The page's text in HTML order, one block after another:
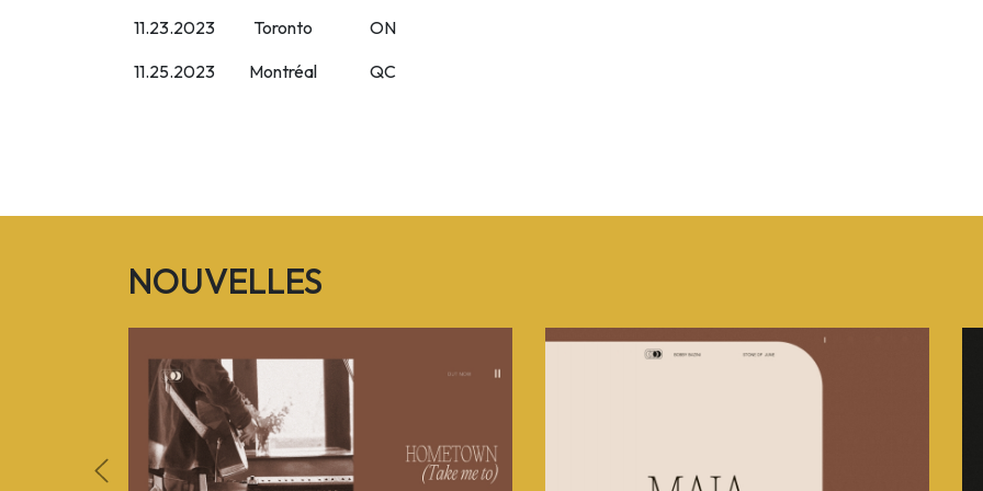
11.23.2023 Toronto
ON
11.25.2023
Montréal QC
NOUVELLES